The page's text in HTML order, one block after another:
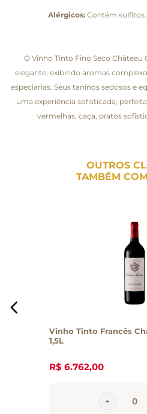
Alérgicos: Contém
O Vinho Tinto Fino Seco Château
elegante, exibindo aromas
especiarias. Seus taninos sedosos e
uma experiência sofisticada,
vermelhas, caça, pratos
OUTROS
TAMBÉM
Vinho Tinto Francês
1,5L
R$ 6.762,00